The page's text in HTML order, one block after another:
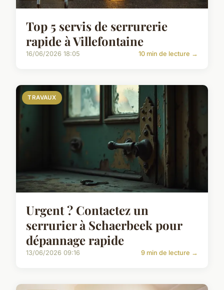
Top 5 servis de serrurerie
rapide à Villefontaine
16/06/2026 18:05 10 min de lecture →
TRAVAUX
Urgent ? Contactez un
serrurier à Schaerbeek pour
dépannage rapide
13/06/2026 09:16 9 min de lecture →